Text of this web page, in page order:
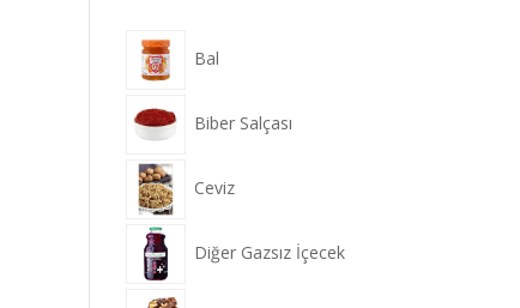
Bal
Biber Salçası
Ceviz
Diğer Gazsız İçecek